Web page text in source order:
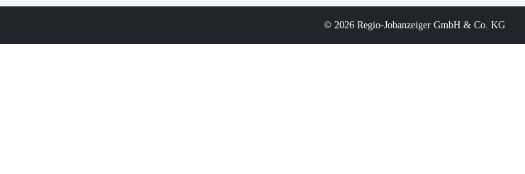
© 2026 Regio-Jobanzeiger GmbH & Co. KG